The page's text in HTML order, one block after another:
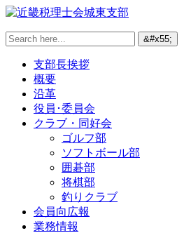
支部長挨拶
概要
沿革
役員･委員会
クラブ・同好会
ゴルフ部
ソフトボール部
囲碁部
将棋部
釣りクラブ
会員向広報
業務情報